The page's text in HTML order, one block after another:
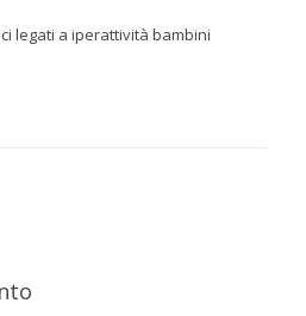
legati a iperattività bambini